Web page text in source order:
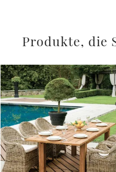
Produkte, die